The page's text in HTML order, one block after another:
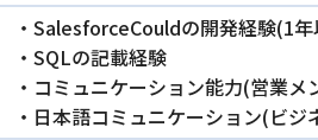
・SalesforceCouldの開発経験(1
・SQLの記載経験
・コミュニケーション能力(営業
・日本語コミュニケーション(ビ